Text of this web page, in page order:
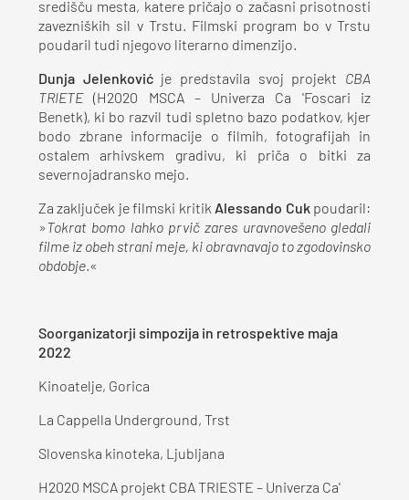
središču mesta, katere pričajo o začasni prisotnosti
zavezniških sil v Trstu. Filmski program bo v Trstu
poudaril tudi njegovo literarno dimenzijo.
Dunja Jelenkovićje predstavila svoj projekt CBA
TRIETE(H2020 MSCA – Univerza Ca 'Foscari iz
Benetk), ki bo razvil tudi spletno bazo podatkov, kjer
bodo zbrane informacije o filmih, fotografijah in
ostalem arhivskem gradivu, ki priča o bitki za
severnojadransko mejo.
Za zaključek je filmski kritikAlessando Cuk poudaril:
» Tokrat bomo lahko prvič zares uravnovešeno gledali
filme iz obeh strani meje, ki obravnavajo to zgodovinsko
obdobje.«
Soorganizatorji simpozija in retrospektive maja
2022
Kinoatelje, Gorica
La Cappella Underground, Trst
Slovenska kinoteka, Ljubljana
H2020 MSCA projekt CBA TRIESTE – Univerza Ca'